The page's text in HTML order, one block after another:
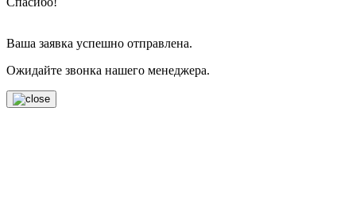
Ваша заявка успешно отправлена.
Ожидайте звонка нашего менеджера.